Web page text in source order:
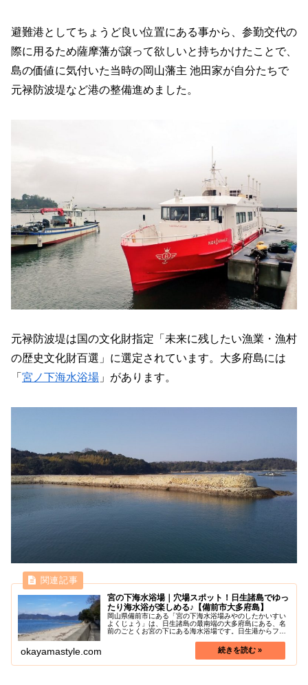
避難港としてちょうど良い位置にある事から、参勤交代の
際に用るため薩摩藩が譲って欲しいと持ちかけたことで、
島の価値に気付いた当時の岡山藩主 池田家が自分たちで
元禄防波堤など港の整備進めました。
元禄防波堤は国の文化財指定「未来に残したい漁業・漁村
の歴史文化財百選」に選定されています。大多府島には
「 宮ノ下海水浴場 」があります。
宮の下海水浴場｜穴場スポット！日生諸島でゆっ
たり海水浴が楽しめる♪【備前市大多府島】
岡山県備前市にある「宮の下海水浴場みやのしたかいすい
よくじょう」は、日生諸島の最南端の大多府島にある、名
前のごとくお宮の下にある海水浴場です。日生港からフェ
okayamastyle.com